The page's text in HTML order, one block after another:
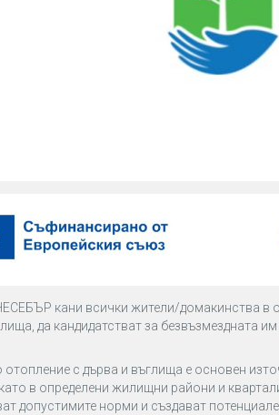
кани всички жители/домакинства в
да кандидатстват за безвъзмездната
отопление с дърва и въглища е основен
в определени жилищни райони и
допустимите норми и създават